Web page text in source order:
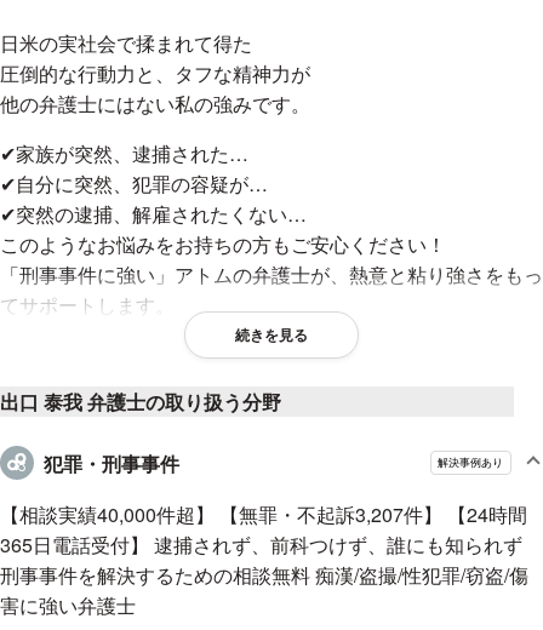
日米の実社会で揉まれて得た
圧倒的な行動力と、タフな精神力が
他の弁護士にはない私の強みです。
✔家族が突然、逮捕された…
✔自分に突然、犯罪の容疑が…
✔突然の逮捕、解雇されたくない…
このようなお悩みをお持ちの方もご安心ください！
「刑事事件に強い」アトムの弁護士が、熱意と粘り強さをもっ
てサポートします。
由】
＜その１＞経験豊富な刑事弁護士が、法律相談に直接対応！
2008年に刑事事件専門の弁護士事務所として設立以来、「無
罪・不起訴3,000件超」など、多くの実績を上げてきました。
窃盗、性犯罪、暴行傷害、薬物、その他「全ての刑事事件が相
談の対象」です。
続きを見る
出口 泰我 弁護士の取り扱う分野
犯罪・刑事事件 解決事例あり
【相談実績40,000件超】 【無罪・不起訴3,207件】 【24時間
365日電話受付】 逮捕されず、前科つけず、誰にも知られず
刑事事件を解決するための相談無料 痴漢/盗撮/性犯罪/窃盗/傷
害に強い弁護士